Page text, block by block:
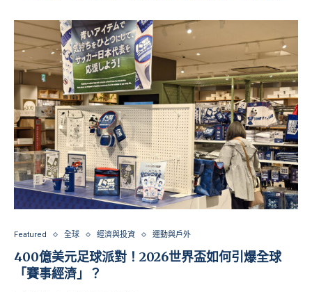
Featured 全球 經濟與投資 運動與戶外
400億美元足球派對！2026世界盃如何引爆全球
「賽事經濟」？